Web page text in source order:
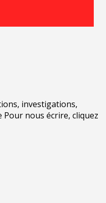
investigations,
nous écrire, cliquez